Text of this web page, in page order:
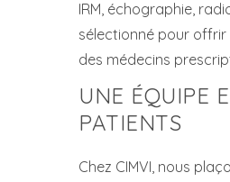
IRM, échographie,
sélectionné pour
des médecins
UNE ÉQUIPE
PATIENTS
Chez CIMVI, nous